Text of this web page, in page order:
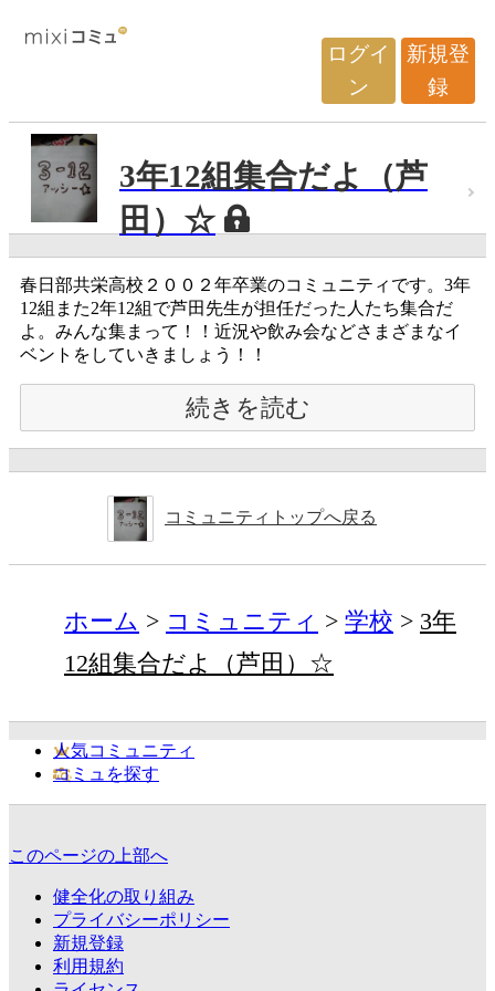
ログイ
ン
新規登
録
3年12組集合だよ（芦
田）☆
春日部共栄高校２００２年卒業のコミュニティです。3年
12組また2年12組で芦田先生が担任だった人たち集合だ
よ。みんな集まって！！近況や飲み会などさまざまなイ
ベントをしていきましょう！！
続きを読む
コミュニティトップへ戻る
ホーム コミュニティ 学校
3年
12組集合だよ（芦田）☆
人気コミュニティ
コミュを探す
このページの上部へ
健全化の取り組み
プライバシーポリシー
新規登録
利用規約